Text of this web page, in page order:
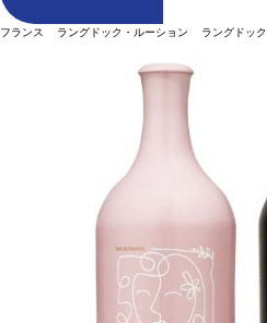
フランス ラングドック・ルーション ラングドック